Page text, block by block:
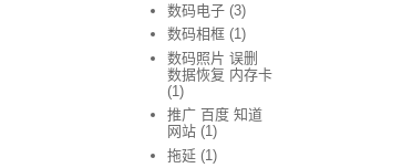
数码电子 (3)
数码相框 (1)
数码照片 误删
数据恢复 内存卡
(1)
推广 百度 知道
网站 (1)
拖延 (1)